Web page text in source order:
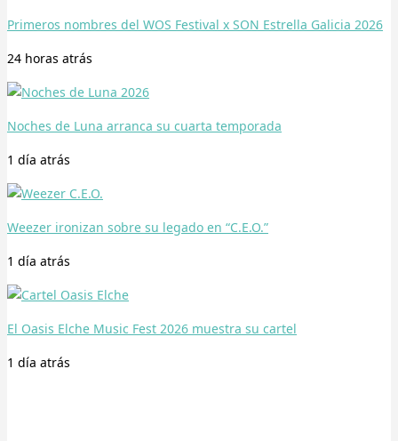
Primeros nombres del WOS Festival x SON Estrella Galicia 2026
24 horas atrás
Noches de Luna arranca su cuarta temporada
1 día atrás
Weezer ironizan sobre su legado en “C.E.O.”
1 día atrás
El Oasis Elche Music Fest 2026 muestra su cartel
1 día atrás